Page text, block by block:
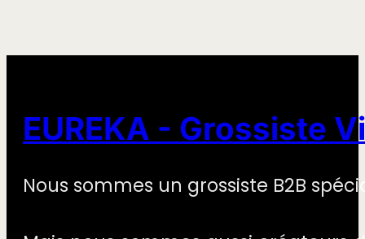
EUREKA - Grossiste
Nous sommes un grossiste B2B